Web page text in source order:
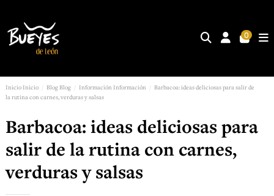
0
Inicio Inicio BlogBlog Información Información
Barbacoa: ideas deliciosas para salir de
la rutina con carnes, verduras y salsas
Barbacoa: ideas deliciosas para
salir de la rutina con carnes,
verduras y salsas